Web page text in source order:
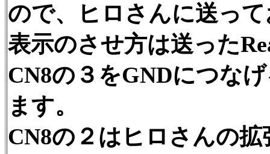
ので、ヒロさんに送っ
表示のさせ方は送った
CN8の３をGNDにつな
ます。
CN8の２はヒロさんの